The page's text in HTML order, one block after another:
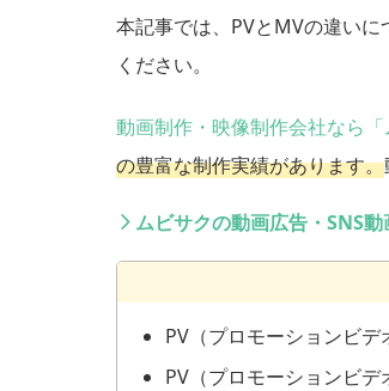
本記事では、PVとMVの違い
ください。
動画制作・映像制作会社なら「
の豊富な制作実績があります。
ムビサクの動画広告・SNS
PV（プロモーションビ
PV（プロモーションビ